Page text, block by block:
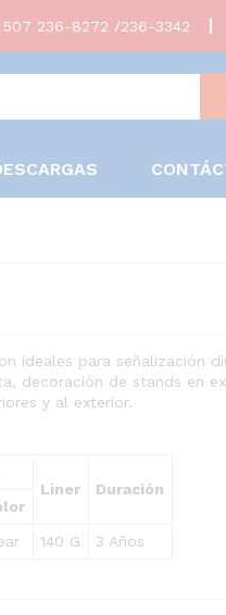
507 236-8272 /236-3342
ideales para señalización
decoración de stands en
y al exterior.
Liner
Duración
140 G 3 Años